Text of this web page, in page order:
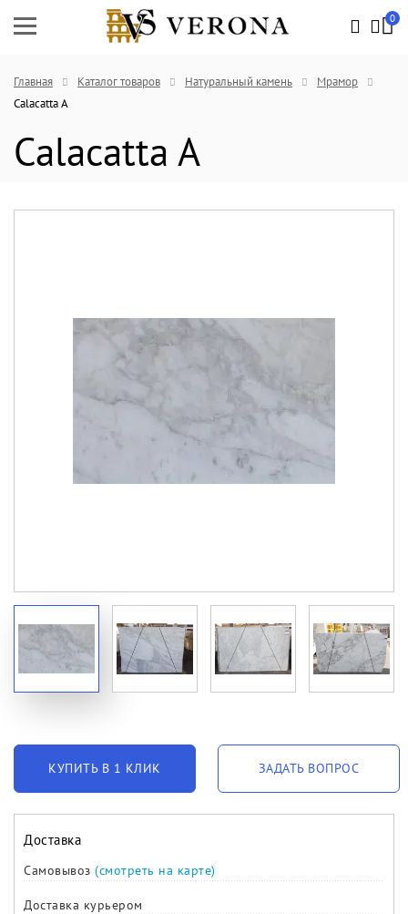
0
Главная Каталог товаров Натуральный камень
Мрамор
Calacatta A
Calacatta A
КУПИТЬ В 1 КЛИК ЗАДАТЬ ВОПРОС
Доставка
Самовывоз (смотреть на карте)
Доставка курьером